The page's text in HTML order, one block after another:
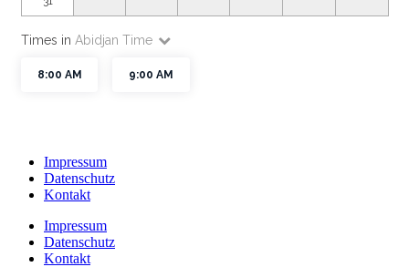
Impressum
Datenschutz
Kontakt
Impressum
Datenschutz
Kontakt